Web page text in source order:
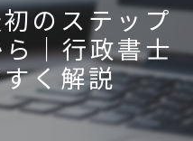
のステップ
｜行政書士
く解説